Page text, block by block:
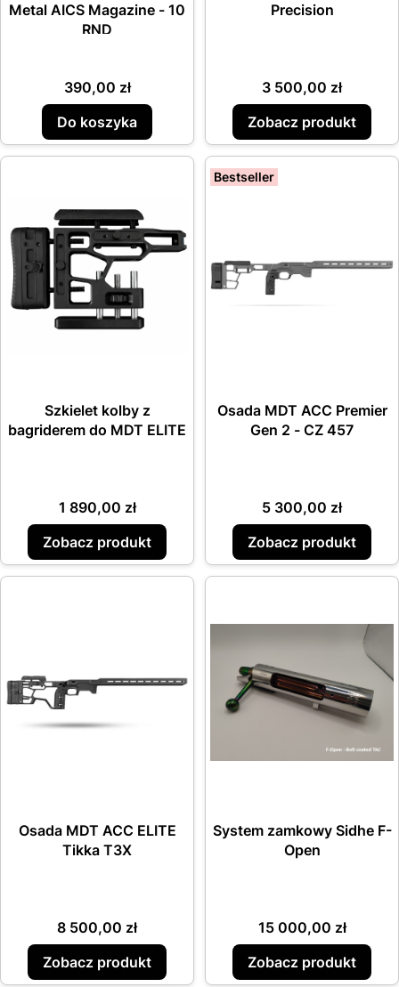
Metal AICS Magazine - 10
RND
Cena
390,00 zł
Do koszyka
Precision
Cena
3 500,00 zł
Zobacz produkt
Szkielet kolby z
bagriderem do MDT ELITE
Cena
1 890,00 zł
Zobacz produkt
Bestseller
Osada MDT ACC Premier
Gen 2 - CZ 457
Cena
5 300,00 zł
Zobacz produkt
Osada MDT ACC ELITE
Tikka T3X
Cena
8 500,00 zł
Zobacz produkt
System zamkowy Sidhe F-
Open
Cena
15 000,00 zł
Zobacz produkt